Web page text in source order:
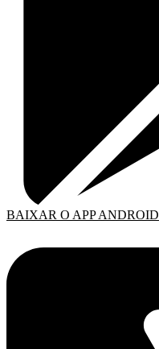
BAIXAR O APP ANDROID